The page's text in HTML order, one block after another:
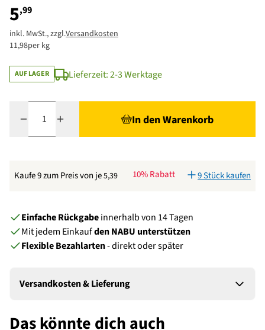
5,99
inkl. MwSt., zzgl.Versandkosten
11,98per kg
AUF LAGER Lieferzeit: 2-3 Werktage
In den Warenkorb
Kaufe 9 zum Preis von je5,39 10% Rabatt 9 Stück kaufen
Einfache Rückgabeinnerhalb von 14 Tagen
Mit jedem Einkaufden NABU unterstützen
Flexible Bezahlarten- direkt oder später
Versandkosten & Lieferung
Das könnte dich auch